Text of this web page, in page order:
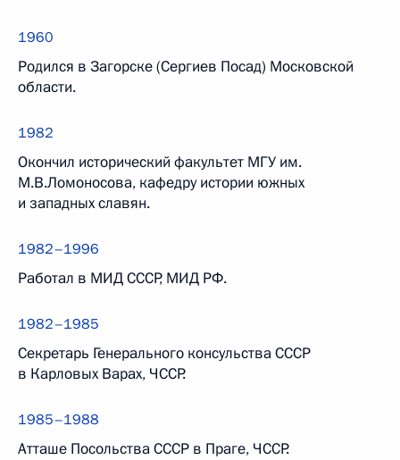
1960
Родился в Загорске (Сергиев Посад) Московской
области.
1982
Окончил исторический факультет МГУ им.
М.В.Ломоносова, кафедру истории южных
и западных славян.
1982–1996
Работал в МИД СССР, МИД РФ.
1982–1985
Секретарь Генерального консульства СССР
в Карловых Варах, ЧССР.
1985–1988
Атташе Посольства СССР в Праге, ЧССР.